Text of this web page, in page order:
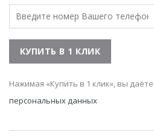
Нажимая «Купить в 1 клик», вы даёте
персональных данных